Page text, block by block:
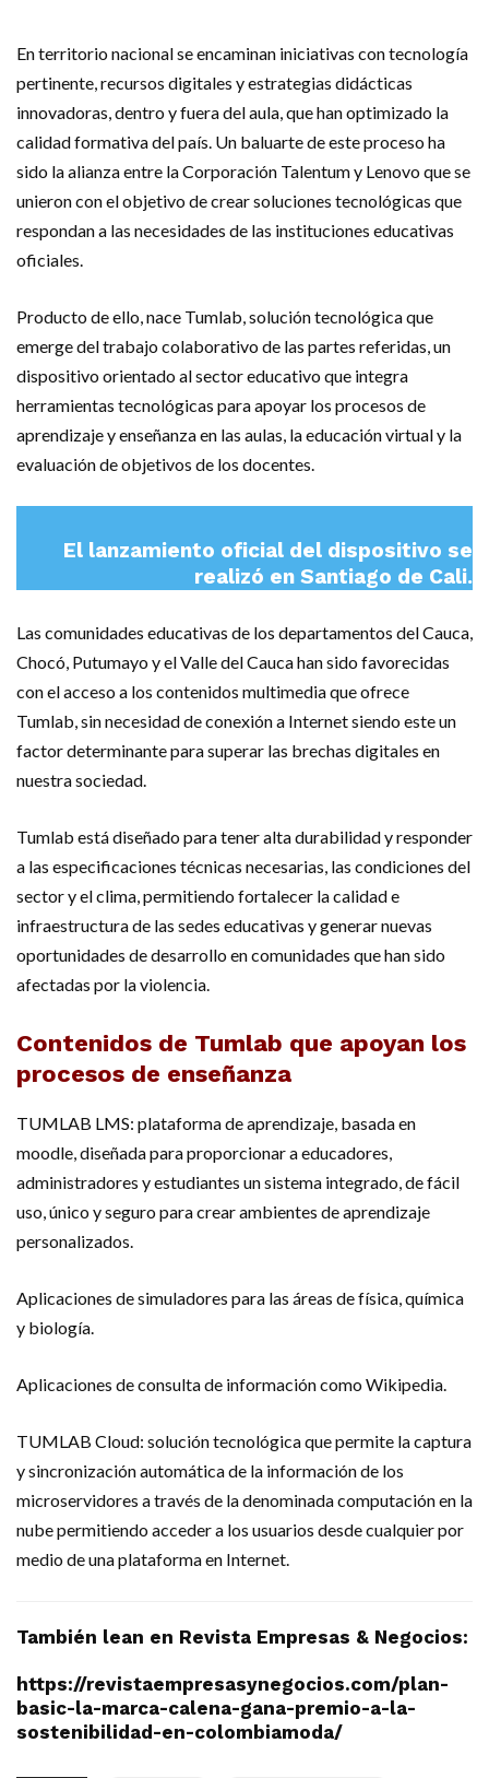
En territorio nacional se encaminan iniciativas con tecnología
pertinente, recursos digitales y estrategias didácticas
innovadoras, dentro y fuera del aula, que han optimizado la
calidad formativa del país. Un baluarte de este proceso ha
sido la alianza entre la Corporación Talentum y Lenovo que se
unieron con el objetivo de crear soluciones tecnológicas que
respondan a las necesidades de las instituciones educativas
oficiales.
Producto de ello, nace Tumlab, solución tecnológica que
emerge del trabajo colaborativo de las partes referidas, un
dispositivo orientado al sector educativo que integra
herramientas tecnológicas para apoyar los procesos de
aprendizaje y enseñanza en las aulas, la educación virtual y la
evaluación de objetivos de los docentes.
El lanzamiento oficial del dispositivo se
realizó en Santiago de Cali.
Las comunidades educativas de los departamentos del Cauca,
Chocó, Putumayo y el Valle del Cauca han sido favorecidas
con el acceso a los contenidos multimedia que ofrece
Tumlab, sin necesidad de conexión a Internet siendo este un
factor determinante para superar las brechas digitales en
nuestra sociedad.
Tumlab está diseñado para tener alta durabilidad y responder
a las especificaciones técnicas necesarias, las condiciones del
sector y el clima, permitiendo fortalecer la calidad e
infraestructura de las sedes educativas y generar nuevas
oportunidades de desarrollo en comunidades que han sido
afectadas por la violencia.
Contenidos de Tumlab que apoyan los
procesos de enseñanza
TUMLAB LMS: plataforma de aprendizaje, basada en
moodle, diseñada para proporcionar a educadores,
administradores y estudiantes un sistema integrado, de fácil
uso, único y seguro para crear ambientes de aprendizaje
personalizados.
Aplicaciones de simuladores para las áreas de física, química
y biología.
Aplicaciones de consulta de información como Wikipedia.
TUMLAB Cloud: solución tecnológica que permite la captura
y sincronización automática de la información de los
microservidores a través de la denominada computación en la
nube permitiendo acceder a los usuarios desde cualquier por
medio de una plataforma en Internet.
También lean en Revista Empresas & Negocios:
https://revistaempresasynegocios.com/plan-
basic-la-marca-calena-gana-premio-a-la-
sostenibilidad-en-colombiamoda/